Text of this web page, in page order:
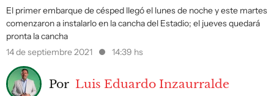
El primer embarque de césped llegó el lunes de noche y este martes
comenzaron a instalarlo en la cancha del Estadio; el jueves quedará
pronta la cancha
14 de septiembre 2021
14:39 hs
Por Luis Eduardo Inzaurralde